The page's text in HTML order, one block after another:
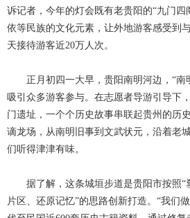
诉记者，今年的灯会既有老贵阳的“九门四
依等民族的文化元素，让外地游客感受到
天接待游客近20万人次。
正月初四一大早，贵阳南明河边， “南
吸引众多游客参与。在志愿者导游引导下
门遗址，一个个历史故事串联起贵州的历
谪龙场，从南明旧事到文武状元，沿着老
们听得津津有味。
据了解，这条城垣步道是贵阳市按照“
片区、还原记忆”的思路创新打造。“我们